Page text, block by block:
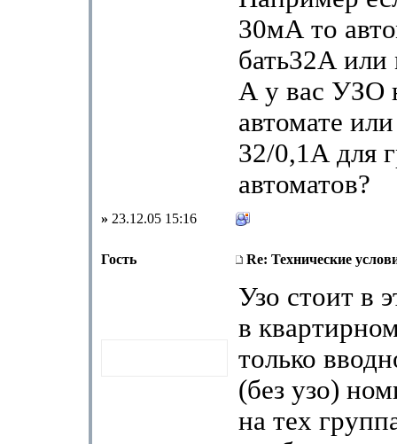
30мА то
бать32А
А у вас УЗО
автомате
32/0,1А для
автоматов?
» 23.12.05 15:16
Гость Re: Технические
Узо стоит в
в
только
(без узо)
на тех